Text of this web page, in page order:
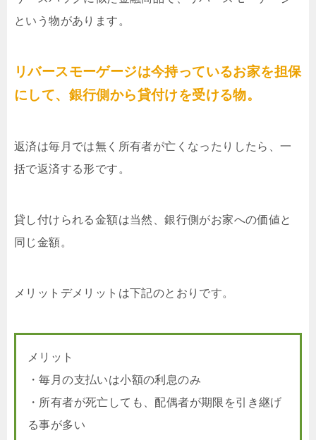
という物があります。
リバースモーゲージは今持っているお家を担保
にして、銀行側から貸付けを受ける物。
返済は毎月では無く所有者が亡くなったりしたら、一
括で返済する形です。
貸し付けられる金額は当然、銀行側がお家への価値と
同じ金額。
メリットデメリットは下記のとおりです。
メリット
・毎月の支払いは小額の利息のみ
・所有者が死亡しても、配偶者が期限を引き継げ
る事が多い